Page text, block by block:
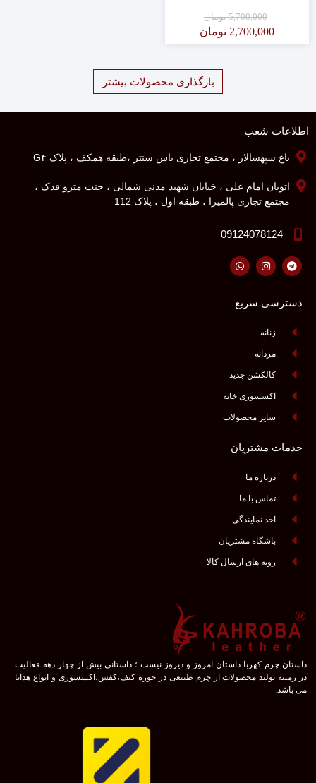
5,700,000 تومان
2,700,000 تومان
بارگذاری محصولات بیشتر
اطلاعات شعب
باغ سپهسالار ، مجتمع تجاری یاس سنتر ،طبقه همکف ، پلاک G۴
اتوبان امام علی ، خیابان شهید مدنی شمالی ، جنب مترو فدک ،
مجتمع تجاری پالمیرا ، طبقه اول ، پلاک 112
09124078124
دسترسی سریع
زنانه
مردانه
کالکشن جدید
اکسسوری خانه
سایر محصولات
خدمات مشتریان
درباره ما
تماس با ما
اخذ نمایندگی
باشگاه مشتریان
رویه های ارسال کالا
داستان چرم کهربا داستان امروز و دیروز نیست ؛ داستانی بیش از چهار دهه فعالیت
در زمینه تولید محصولات از چرم طبیعی در حوزه کیف،کفش،اکسسوری و انواع هدایا
می باشد.